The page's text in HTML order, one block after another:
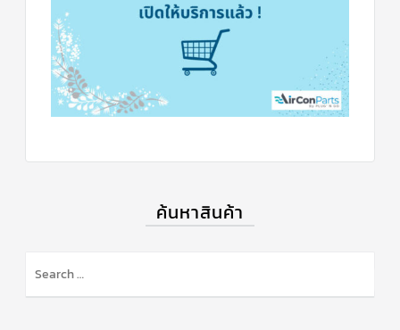
ค้นหาสินค้า